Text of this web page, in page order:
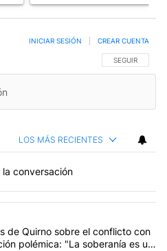
SIGA ESTA
SEGUIR
INICIAR SESIÓN CREAR CUENTA
LOS MÁS RECIENTES
la conversación
con más comentarios en los
título "Las inconsistencias de
de Quirno sobre el conflicto con
polémica: "La soberanía es un